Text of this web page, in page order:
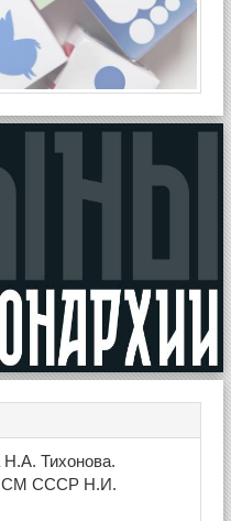
Н.А. Тихонова.
СМ СССР Н.И.